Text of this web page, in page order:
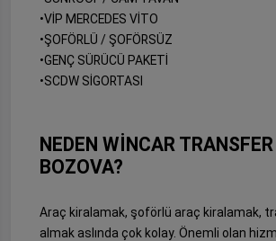
•VİP MERCEDES VİTO
•ŞOFÖRLÜ / ŞOFÖRSÜZ
•GENÇ SÜRÜCÜ PAKETİ
•SCDW SİGORTASI
NEDEN WİNCAR
BOZOVA?
Araç kiralamak, şoförlü araç kiralamak,
almak aslında çok kolay. Önemli olan